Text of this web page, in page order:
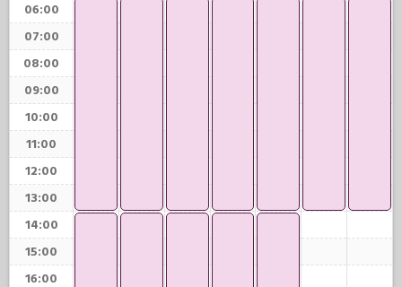
06:00
07:00
08:00
09:00
10:00
11:00
12:00
13:00
14:00
15:00
16:00